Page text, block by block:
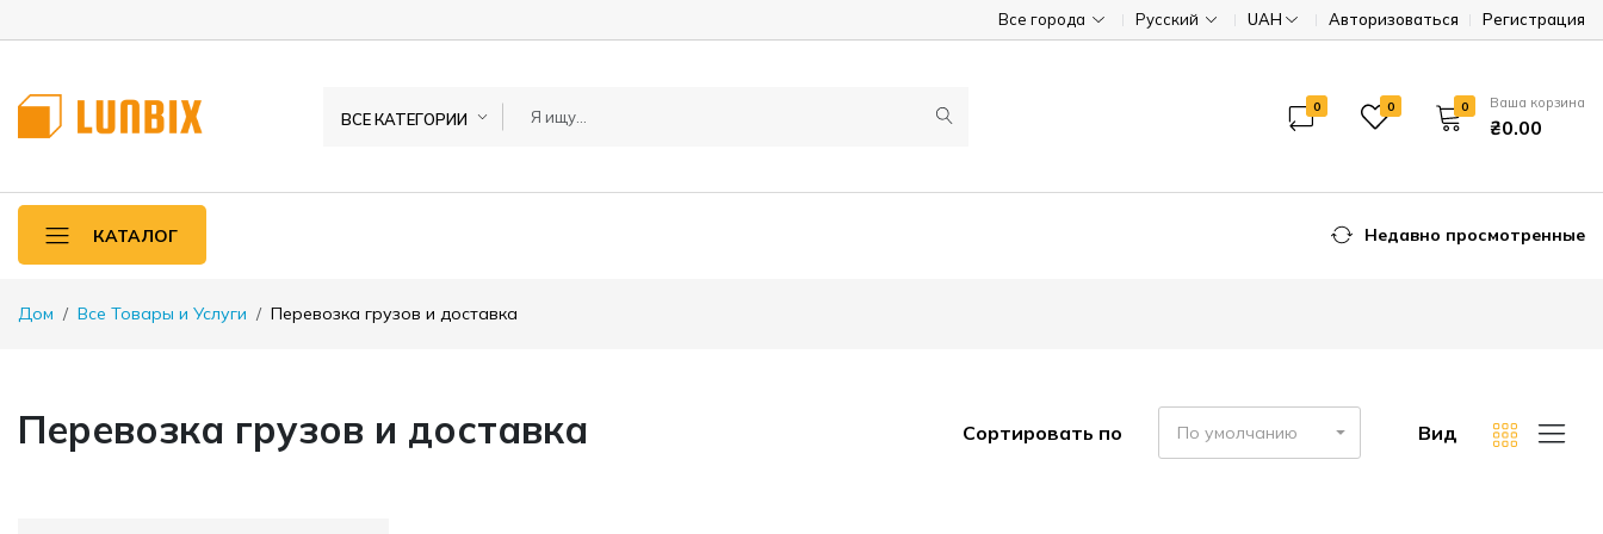
Все города Русский UAH Авторизоваться Регистрация
ВСЕ КАТЕГОРИИ
0 0 0 Ваша корзина
₴0.00
КАТАЛОГ Недавно просмотренные
Дом Все Товары и Услуги Перевозка грузов и доставка
Перевозка грузов и доставка Сортировать по По умолчанию Вид